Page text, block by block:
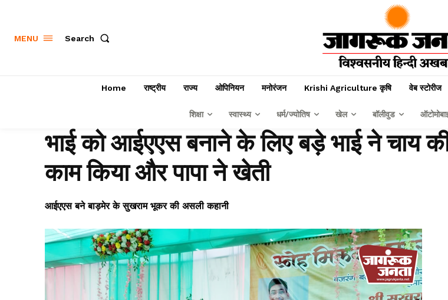
MENU Search
Home राष्ट्रीय राज्य ओपिनियन मनोरंजन Krishi Agriculture कृषि वेब स्टोरीज
शिक्षा स्वास्थ्य धर्म/ज्योतिष खेल बॉलीवुड
भाई को आईएएस बनाने के लिए बड़े भाई ने चाय
काम किया और पापा ने खेती
आईएएस बने बाड़मेर के सुखराम भूकर की असली कहानी